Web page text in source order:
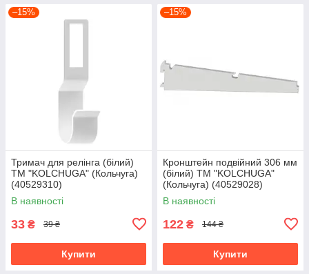
–15%
Тримач для релінга (білий)
ТМ "KOLCHUGA" (Кольчуга)
(40529310)
В наявності
33 ₴ 39 ₴
Купити
–15%
Кронштейн подвійний 306 мм
(білий) ТМ "KOLCHUGA"
(Кольчуга) (40529028)
В наявності
122 ₴ 144 ₴
Купити